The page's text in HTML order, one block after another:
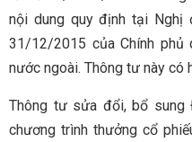
nội dung quy định tại Nghị
31/12/2015 của Chính
nước ngoài. Thông tư này
Thông tư sửa đổi, bổ sung
chương trình thưởng cổ